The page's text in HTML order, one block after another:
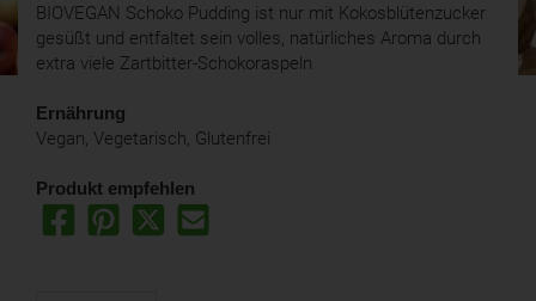
BIOVEGAN Schoko Pudding ist nur mit Kokosblütenzucker
gesüßt und entfaltet sein volles, natürliches Aroma durch
extra viele Zartbitter-Schokoraspeln
Ernährung
Vegan, Vegetarisch, Glutenfrei
Produkt empfehlen